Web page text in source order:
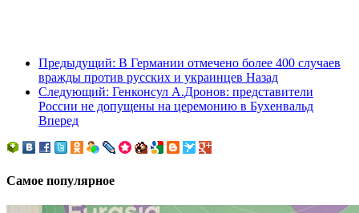
Предыдущий: В Германии отмечено более 400 случаев
вражды против русских и украинцев Назад
Следующий: Генконсул А.Дронов: представители
России не допущены на церемонию в Бухенвальд
Вперед
Самое популярное